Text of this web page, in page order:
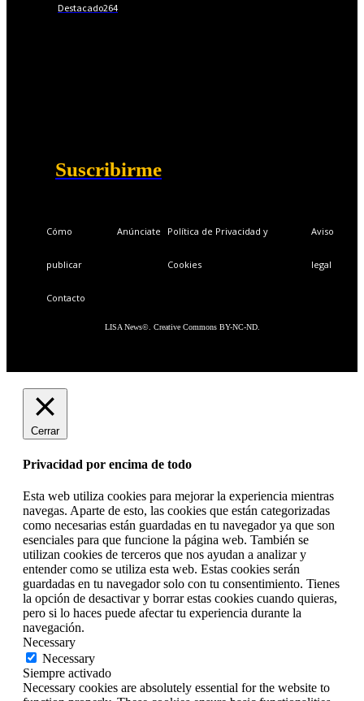
Destacado264
Suscribirme
Cómo
publicar
Anúnciate Política de Privacidad y
Cookies
Aviso
legal
Contacto
LISA News©. Creative Commons BY-NC-ND.
Cerrar
Privacidad por encima de todo
Esta web utiliza cookies para mejorar la experiencia mientras
navegas. Aparte de esto, las cookies que están categorizadas
como necesarias están guardadas en tu navegador ya que son
esenciales para que funcione la página web. También se
utilizan cookies de terceros que nos ayudan a analizar y
entender como se utiliza esta web. Estas cookies serán
guardadas en tu navegador solo con tu consentimiento. Tienes
la opción de desactivar y borrar estas cookies cuando quieras,
pero si lo haces puede afectar tu experiencia durante la
navegación.
Necessary
Necessary
Siempre activado
Necessary cookies are absolutely essential for the website to